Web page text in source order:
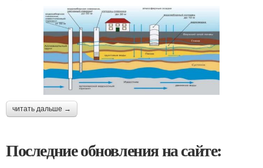
читать дальше →
Последние обновления на сайте: